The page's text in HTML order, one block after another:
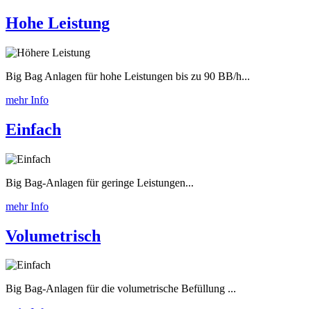
Hohe Leistung
Big Bag Anlagen für hohe Leistungen bis zu 90 BB/h...
mehr Info
Einfach
Big Bag-Anlagen für geringe Leistungen...
mehr Info
Volumetrisch
Big Bag-Anlagen für die volumetrische Befüllung ...